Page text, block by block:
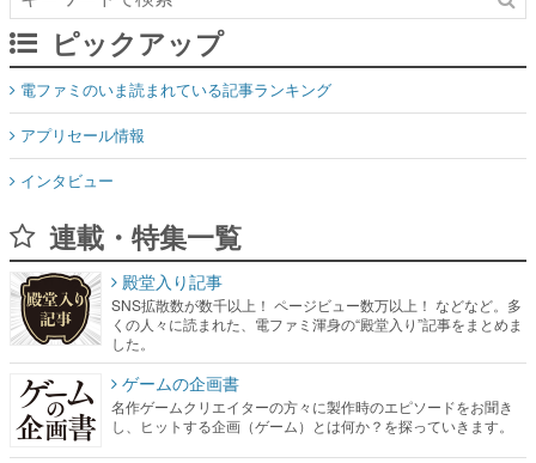
ピックアップ
電ファミのいま読まれている記事ランキング
アプリセール情報
インタビュー
連載・特集一覧
殿堂入り記事
SNS拡散数が数千以上！ ページビュー数万以上！ などなど。多
くの人々に読まれた、電ファミ渾身の“殿堂入り”記事をまとめま
した。
ゲームの企画書
名作ゲームクリエイターの方々に製作時のエピソードをお聞き
し、ヒットする企画（ゲーム）とは何か？を探っていきます。